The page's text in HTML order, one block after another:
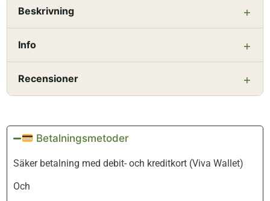
Beskrivning
Info
Recensioner
Betalningsmetoder
Säker betalning med debit- och kreditkort (Viva Wallet)
Och